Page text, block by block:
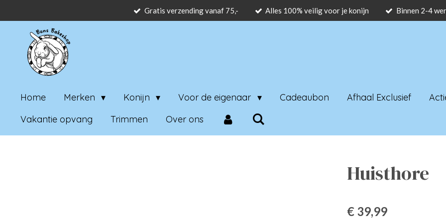
hoofdinhoud
Gratis verzending vanaf 75,- Alles 100% veilig voor je konijn Binnen 2-4
Home Merken Konijn Voor de eigenaar Cadeaubon Afhaal Exclusief
Vakantie opvang
Trimmen Over ons
Huisthore
€ 39,99